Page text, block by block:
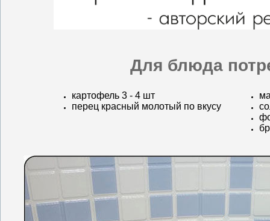
Для блюда
картофель 3 - 4 шт
перец красный молотый по вкусу